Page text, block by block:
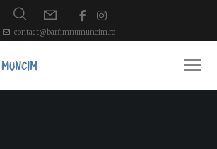
contact@barfimnumuncim.ro